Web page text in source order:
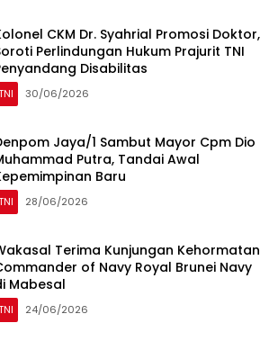
CKM Dr. Syahrial Promosi Doktor,
Perlindungan Hukum Prajurit TNI
Disabilitas
30/06/2026
Jaya/1 Sambut Mayor Cpm Dio
Putra, Tandai Awal
Baru
28/06/2026
Terima Kunjungan Kehormatan
of Navy Royal Brunei Navy
Mabesal
24/06/2026